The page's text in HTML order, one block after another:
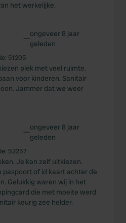
het werkelijke.
—ongeveer 8 jaar
geleden
51205
plek met veel ruimte.
voor kinderen. Sanitair
Jammer dat we weer
—ongeveer 8 jaar
geleden
52257
Je kan zelf uitkiezen.
paspoort of id kaart achter de
Gelukkig waren wij in het
die met moeite werd
keurig zee helder.